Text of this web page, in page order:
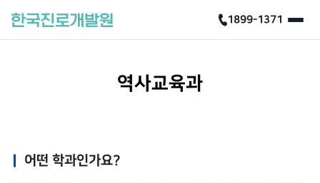
1899-1371
역사교육과
어떤 학과인가요?